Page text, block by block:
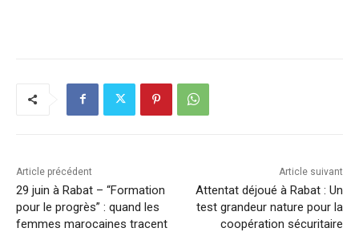
Article précédent
29 juin à Rabat – “Formation
pour le progrès” : quand les
femmes marocaines tracent
Article suivant
Attentat déjoué à Rabat : Un
test grandeur nature pour la
coopération sécuritaire